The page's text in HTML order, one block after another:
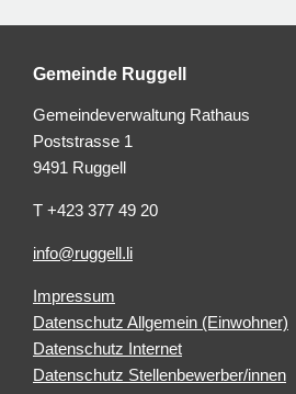
Gemeinde Ruggell
Gemeindeverwaltung Rathaus
Poststrasse 1
9491 Ruggell
T +423 377 49 20
info@ruggell.li
Impressum
Datenschutz Allgemein (Einwohner)
Datenschutz Internet
Datenschutz Stellenbewerber/innen